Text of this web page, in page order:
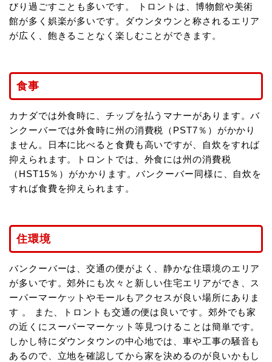
びり過ごすことも多いです。 トロントは、博物館や美術
館が多く娯楽が多いです。ダウンタウンと称されるエリア
が広く、飽きることなく楽しむことができます。
食事
カナダでは外食時に、チップを払うマナーがあります。バ
ンクーバーでは外食時に州の消費税（PST7％）がかかり
ません。日本に比べると食費も高いですが、自炊をすれば
抑えられます。トロントでは、外食には州の消費税
（HST15％）がかかります。バンクーバー同様に、自炊を
すれば食費を抑えられます。
住環境
バンクーバーは、交通の便がよく、静かな住環境のエリア
が多いです。郊外にも次々と新しい住宅エリアができ、ス
ーパーマーケットやモールもアクセスが良い場所にありま
す 。 また、トロントも交通の便は良いです。郊外でも家
の近くにスーパーマーケット等見つけることは簡単です。
しかし特にダウンタウンの中心地では、車や工事の騒音も
あるので、立地を確認してから家を決めるのが良いかもし